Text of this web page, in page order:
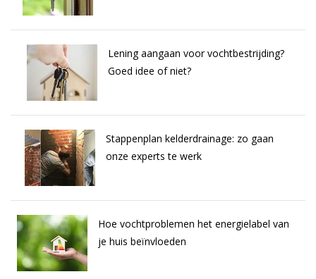
Lening aangaan voor vochtbestrijding?
Goed idee of niet?
Stappenplan kelderdrainage: zo gaan
onze experts te werk
Hoe vochtproblemen het energielabel van
je huis beïnvloeden